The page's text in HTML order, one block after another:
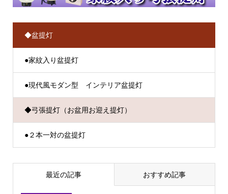
◆盆提灯
●家紋入り盆提灯
●現代風モダン型 インテリア盆提灯
◆弓張提灯（お盆用お迎え提灯）
●２本一対の盆提灯
最近の記事 おすすめ記事